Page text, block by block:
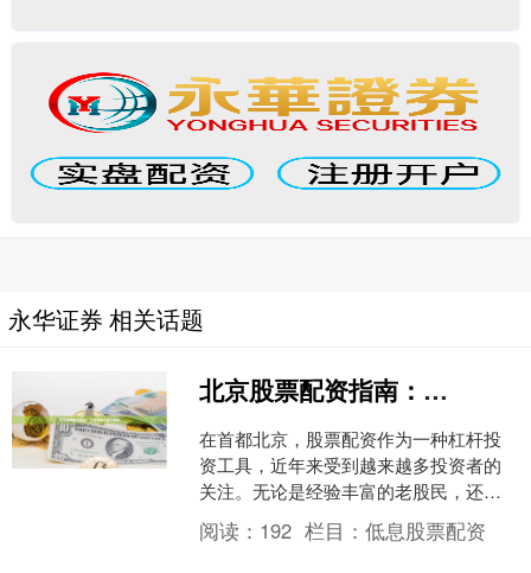
永华证券 相关话题
北京股票配资指南：正规平台与操作要点
在首都北京，股票配资作为一种杠杆投
资工具，近年来受到越来越多投资者的
关注。无论是经验丰富的老股民，还是
初入市场的新手，都可能希望通过配资
放大收益。然而，面对市场....
阅读： 192 栏目：低息股票配资